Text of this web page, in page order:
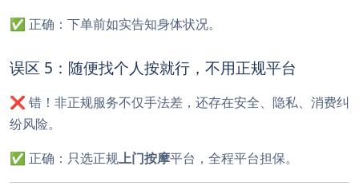
✅ 正确：下单前如实告知身体状况。
误区 5：随便找个人按就行，不用正规平台
❌ 错！非正规服务不仅手法差，还存在安全、隐私、消费纠
纷风险。
✅ 正确：只选正规上门按摩平台，全程平台担保。